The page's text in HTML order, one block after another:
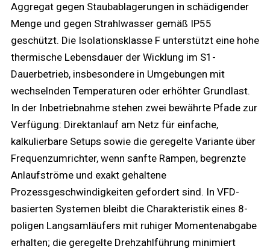
Aggregat gegen Staubablagerungen in schädigender
Menge und gegen Strahlwasser gemäß IP55
geschützt. Die Isolationsklasse F unterstützt eine hohe
thermische Lebensdauer der Wicklung im S1-
Dauerbetrieb, insbesondere in Umgebungen mit
wechselnden Temperaturen oder erhöhter Grundlast.
In der Inbetriebnahme stehen zwei bewährte Pfade zur
Verfügung: Direktanlauf am Netz für einfache,
kalkulierbare Setups sowie die geregelte Variante über
Frequenzumrichter, wenn sanfte Rampen, begrenzte
Anlaufströme und exakt gehaltene
Prozessgeschwindigkeiten gefordert sind. In VFD-
basierten Systemen bleibt die Charakteristik eines 8-
poligen Langsamläufers mit ruhiger Momentenabgabe
erhalten; die geregelte Drehzahlführung minimiert